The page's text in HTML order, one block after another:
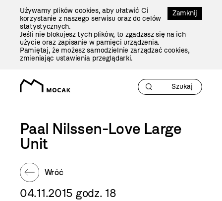
Zamknij
Używamy plików cookies, aby ułatwić Ci
korzystanie z naszego serwisu oraz do celów
statystycznych.
Jeśli nie blokujesz tych plików, to zgadzasz się na ich
użycie oraz zapisanie w pamięci urządzenia.
Pamiętaj, że możesz samodzielnie zarządzać cookies,
zmieniając ustawienia przeglądarki.
Paal Nilssen-Love Large
Unit
Wróć
04.11.2015 godz. 18